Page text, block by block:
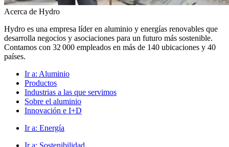
Acerca de Hydro
Hydro es una empresa líder en aluminio y energías renovables que
desarrolla negocios y asociaciones para un futuro más sostenible.
Contamos con 32 000 empleados en más de 140 ubicaciones y 40
países.
Ir a: Aluminio
Productos
Industrias a las que servimos
Sobre el aluminio
Innovación e I+D
Ir a: Energía
Ir a: Sostenibilidad